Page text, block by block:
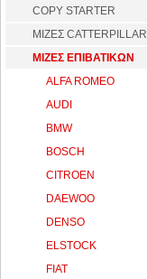
COPY STARTER
ΜΙΖΕΣ CATTERPILLAR
ΜΙΖΕΣ ΕΠΙΒΑΤΙΚΩΝ
ALFA ROMEO
AUDI
BMW
BOSCH
CITROEN
DAEWOO
DENSO
ELSTOCK
FIAT